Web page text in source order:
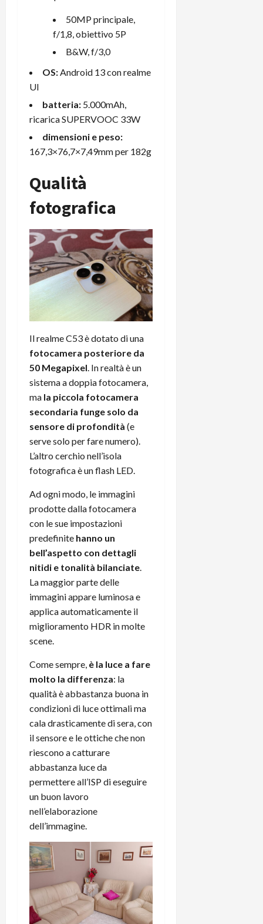
50MP principale,
f/1,8, obiettivo 5P
B&W, f/3,0
OS: Android 13 con realme
UI
batteria: 5.000mAh,
ricarica SUPERVOOC 33W
dimensioni e peso:
167,3×76,7×7,49mm per 182g
Qualità
fotografica
Il realme C53 è dotato di una
fotocamera posteriore da
50 Megapixel . In realtà è un
sistema a doppia fotocamera,
ma la piccola fotocamera
secondaria funge solo da
sensore di profondità (e
serve solo per fare numero).
L’altro cerchio nell’isola
fotografica è un flash LED.
Ad ogni modo, le immagini
prodotte dalla fotocamera
con le sue impostazioni
predefinite hanno un
bell’aspetto con dettagli
nitidi e tonalità bilanciate
La maggior parte delle
immagini appare luminosa e
applica automaticamente il
miglioramento HDR in molte
scene.
Come sempre, è la luce a fare
molto la differenza: la
qualità è abbastanza buona in
condizioni di luce ottimali ma
cala drasticamente di sera, con
il sensore e le ottiche che non
riescono a catturare
abbastanza luce da
permettere all’ISP di eseguire
un buon lavoro
nell’elaborazione
dell’immagine.